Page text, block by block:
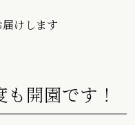
けします
開園です！